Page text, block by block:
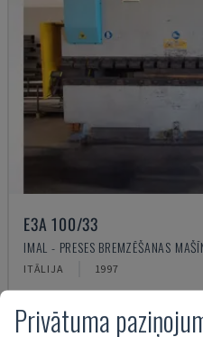
E3A 100/33
IMAL - PRESES BREMZĒŠANAS
ITĀLIJA 1997
Privātuma